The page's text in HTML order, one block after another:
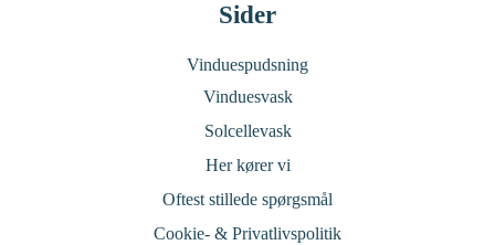
Sider
Vinduespudsning
Vinduesvask
Solcellevask
Her kører vi
Oftest stillede spørgsmål
Cookie- & Privatlivspolitik